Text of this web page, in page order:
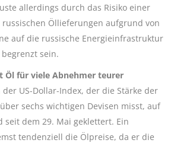
allerdings durch das Risiko einer
Öllieferungen aufgrund von
auf die russische Energieinfrastruktur
sein.
Öl für viele Abnehmer teurer
US-Dollar-Index, der die Stärke der
sechs wichtigen Devisen misst, auf
seit dem 29. Mai geklettert. Ein
tendenziell die Ölpreise, da er die